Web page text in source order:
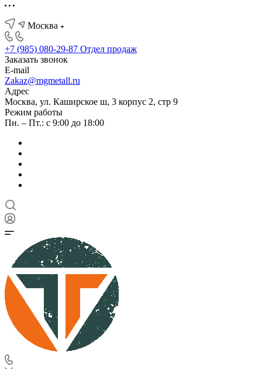
Москва
+7 (985) 080-29-87 Отдел продаж
Заказать звонок
E-mail
Zakaz@mgmetall.ru
Адрес
Москва, ул. Каширское ш, 3 корпус 2, стр 9
Режим работы
Пн. – Пт.: с 9:00 до 18:00